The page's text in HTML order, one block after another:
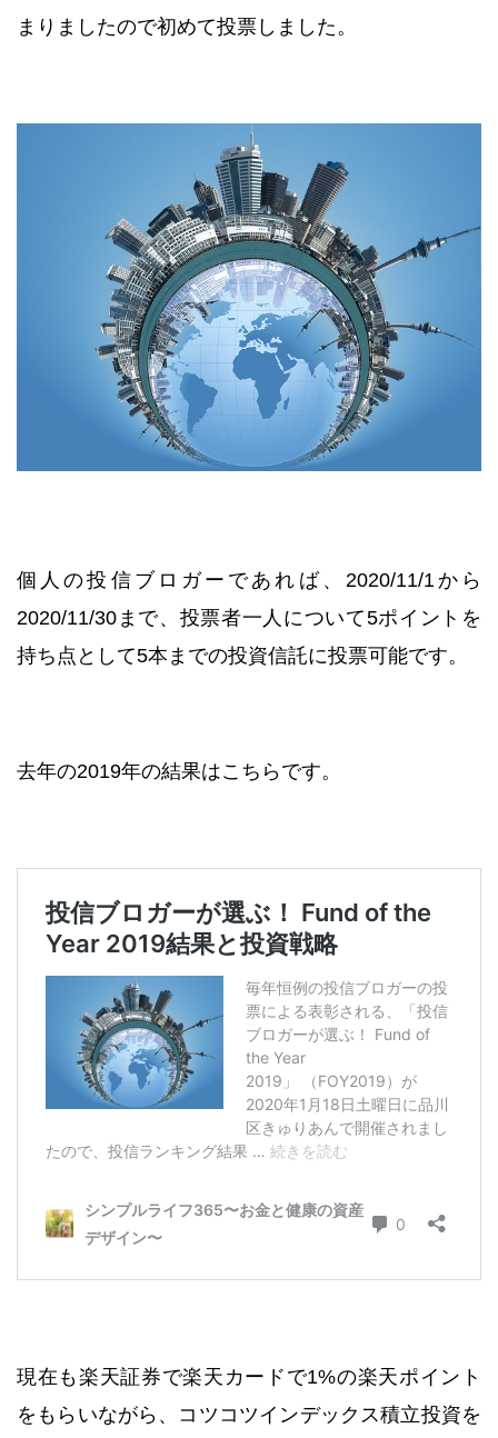
まりましたので初めて投票しました。
個人の投信ブロガーであれば、2020/11/1から
2020/11/30まで、投票者一人について5ポイントを
持ち点として5本までの投資信託に投票可能です。
去年の2019年の結果はこちらです。
現在も楽天証券で楽天カードで1%の楽天ポイント
をもらいながら、コツコツインデックス積立投資を